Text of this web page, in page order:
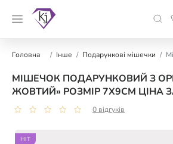
Головна Інше Подарункові мішечки
МІШЕЧОК ПОДАРУНКОВИЙ З
ЖОВТИЙ» РОЗМІР 7Х9СМ ЦІНА
0 відгуків
HIT